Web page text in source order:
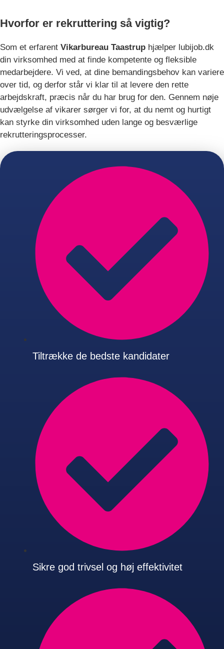
Hvorfor er rekruttering så vigtig?
Som et erfarent Vikarbureau Taastrup hjælper lubijob.dk
din virksomhed med at finde kompetente og fleksible
medarbejdere. Vi ved, at dine bemandingsbehov kan variere
over tid, og derfor står vi klar til at levere den rette
arbejdskraft, præcis når du har brug for den. Gennem nøje
udvælgelse af vikarer sørger vi for, at du nemt og hurtigt
kan styrke din virksomhed uden lange og besværlige
rekrutteringsprocesser.
Tiltrække de bedste kandidater
Sikre god trivsel og høj effektivitet